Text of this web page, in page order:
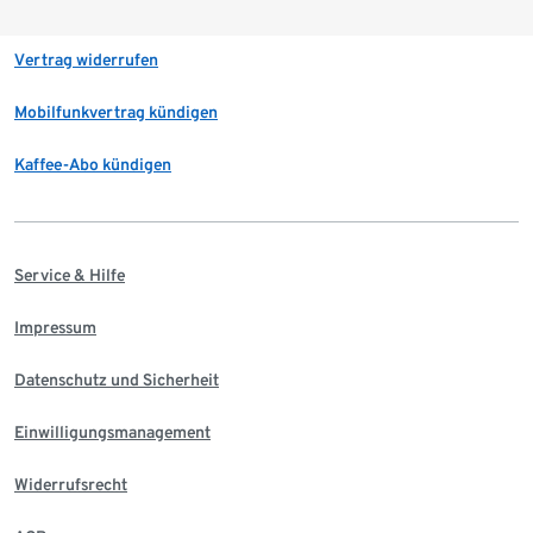
Vertrag widerrufen
Mobilfunkvertrag kündigen
Kaffee-Abo kündigen
Service & Hilfe
Impressum
Datenschutz und Sicherheit
Einwilligungsmanagement
Widerrufsrecht